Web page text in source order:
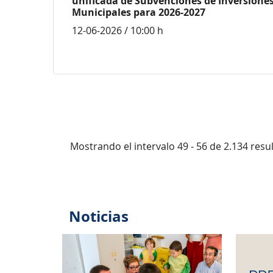
Municipales para 2026-2027
12-06-2026 / 10:00 h
Mostrando el intervalo 49 - 56 de 2.134
Noticias